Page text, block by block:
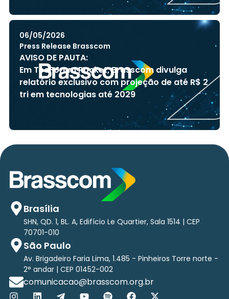
06/05/2026
Press Release Brasscom
AVISO DE PAUTA:
Em TecForum Pocket, Brasscom divulga
relatório exclusivo com projeção de até R$ 2
tri em tecnologias até 2029
Brasília
SHN, QD. 1, BL. A, Edifício Le Quartier, Sala 1514 | CEP
70701-010
São Paulo
Av. Brigadeiro Faria Lima, 1.485 - Pinheiros Torre norte -
2° andar | CEP 01452-002
comunicacao@brasscom.org.br